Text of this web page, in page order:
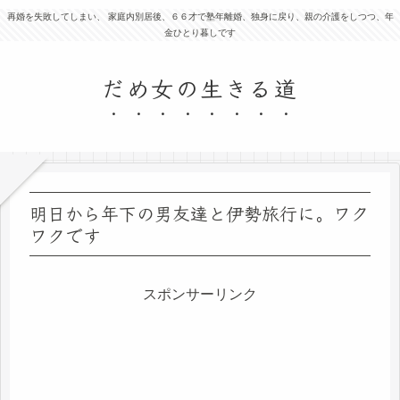
再婚を失敗してしまい、 家庭内別居後、６６才で塾年離婚、独身に戻り、親の介護をしつつ、年
金ひとり暮しです
だめ女の生きる道
明日から年下の男友達と伊勢旅行に。ワク
ワクです
スポンサーリンク